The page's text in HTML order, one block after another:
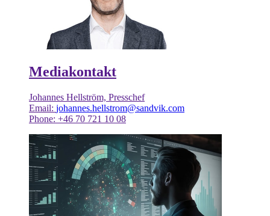
Mediakontakt
Johannes Hellström, Presschef
Email: johannes.hellstrom@sandvik.com
Phone: +46 70 721 10 08